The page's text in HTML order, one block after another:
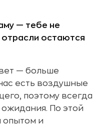
— тебе не
остаются
— больше
есть воздушные
поэтому всегда
По этой
опытом и